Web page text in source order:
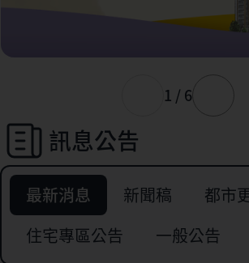
1 / 6
訊息公告
最新消息 新聞稿
都市
住宅專區公告
一般公告